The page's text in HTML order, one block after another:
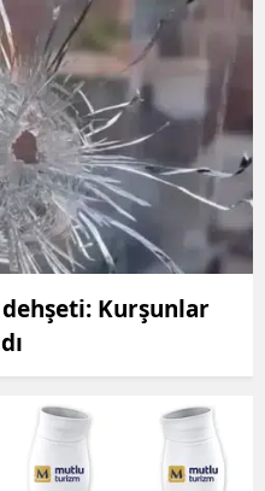
dehşeti: Kurşunlar